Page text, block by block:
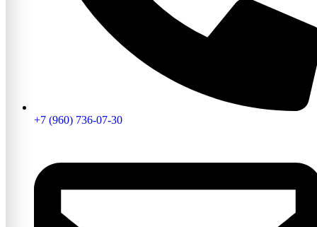
+7 (960) 736-07-30